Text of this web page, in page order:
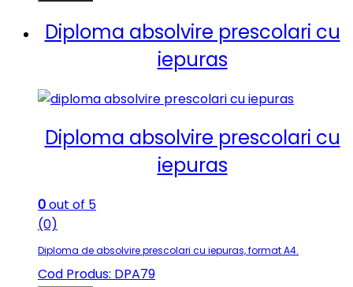
Diploma absolvire prescolari cu
iepuras
Diploma absolvire prescolari cu
iepuras
0out of 5
(0)
Diploma de absolvire prescolari cu iepuras, format A4.
Cod Produs: DPA79